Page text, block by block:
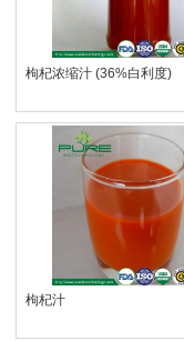
枸杞浓缩汁 (36%白利度)
枸杞汁